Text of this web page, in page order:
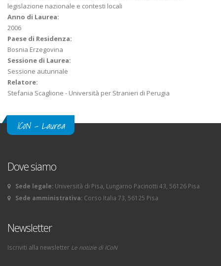
legislazione nazionale e contesti locali
Anno di Laurea:
2006
Paese di Residenza:
Bosnia Erzegovina
Sessione di Laurea:
Sessione autunnale
Relatore:
Stefania Scaglione - Università per Stranieri di Perugia
ICoN - Laurea
Dove siamo
Sede legale: Università di Pisa, Lungarno Pacinotti 43, 56126 Pisa
Sede amministrativa: Corso Italia 73, 56125 Pisa
Newsletter
Iscriviti alla newsletter Le notizie di ICoN